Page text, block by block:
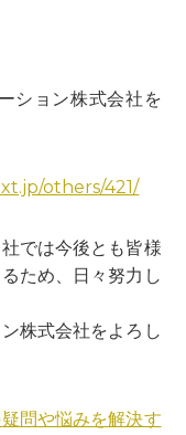
ション株式会社を
others/421/
では今後とも皆様
ため、日々努力し
株式会社をよろし
問や悩みを解決す